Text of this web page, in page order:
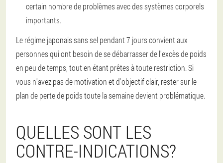
certain nombre de problèmes avec des systèmes corporels
importants.
Le régime japonais sans sel pendant 7 jours convient aux
personnes qui ont besoin de se débarrasser de l'excès de poids
en peu de temps, tout en étant prêtes à toute restriction. Si
vous n'avez pas de motivation et d'objectif clair, rester sur le
plan de perte de poids toute la semaine devient problématique.
QUELLES SONT LES
CONTRE-INDICATIONS?